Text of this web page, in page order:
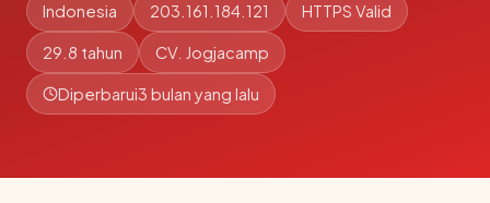
Indonesia 203.161.184.121 HTTPS Valid
29.8 tahun CV. Jogjacamp
Diperbarui3 bulan yang lalu